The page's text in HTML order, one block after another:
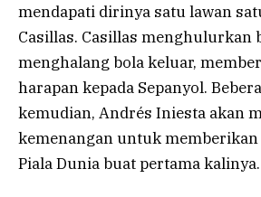
mendapati dirinya satu lawan
Casillas. Casillas menghulurkan
menghalang bola keluar,
harapan kepada Sepanyol.
kemudian, Andrés Iniesta akan
kemenangan untuk memberikan
Piala Dunia buat pertama kalinya.